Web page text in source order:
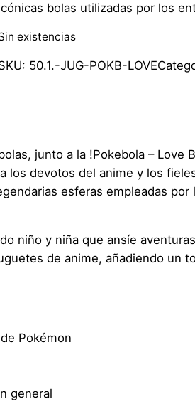
bolas utilizadas por los
existencias
50.1.-JUG-POKB-LOVE
junto a la !Pokebola – Love
los devotos del anime y los
esferas empleadas
niño y niña que ansíe
de anime, añadiendo un
Pokémon
general